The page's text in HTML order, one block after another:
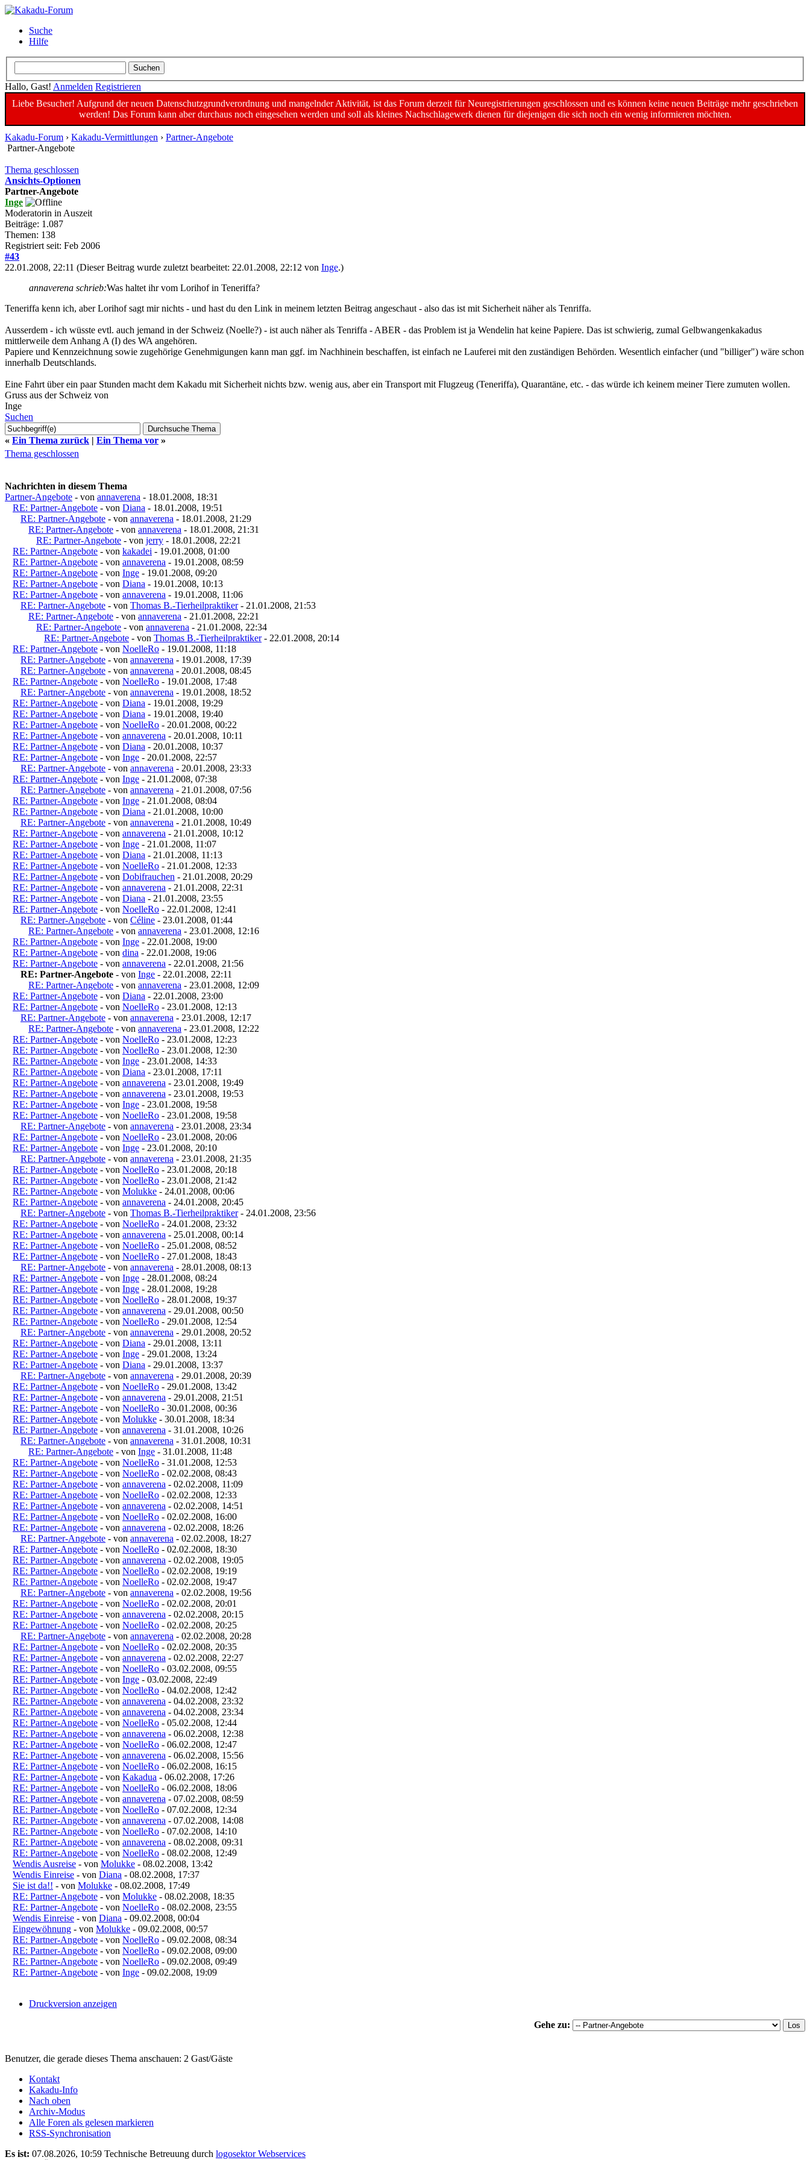
Suche
Hilfe
Hallo, Gast! Anmelden Registrieren
Liebe Besucher! Aufgrund der neuen Datenschutzgrundverordnung und mangelnder Aktivität, ist das Forum derzeit für Neuregistrierungen geschlossen und es können keine neuen Beiträge mehr geschrieben
werden! Das Forum kann aber durchaus noch eingesehen werden und soll als kleines Nachschlagewerk dienen für diejenigen die sich noch ein wenig informieren möchten.
Kakadu-Forum › Kakadu-Vermittlungen › Partner-Angebote
Partner-Angebote
Thema geschlossen
Ansichts-Optionen
Partner-Angebote
Inge
Moderatorin in Auszeit
Beiträge: 1.087
Themen: 138
Registriert seit: Feb 2006
#43
22.01.2008, 22:11 (Dieser Beitrag wurde zuletzt bearbeitet: 22.01.2008, 22:12 von Inge.)
annaverena schrieb:Was haltet ihr vom Lorihof in Teneriffa?
Teneriffa kenn ich, aber Lorihof sagt mir nichts - und hast du den Link in meinem letzten Beitrag angeschaut - also das ist mit Sicherheit näher als Tenriffa.
Ausserdem - ich wüsste evtl. auch jemand in der Schweiz (Noelle?) - ist auch näher als Tenriffa - ABER - das Problem ist ja Wendelin hat keine Papiere. Das ist schwierig, zumal Gelbwangenkakadus
mittlerweile dem Anhang A (I) des WA angehören.
Papiere und Kennzeichnung sowie zugehörige Genehmigungen kann man ggf. im Nachhinein beschaffen, ist einfach ne Lauferei mit den zuständigen Behörden. Wesentlich einfacher (und "billiger") wäre schon
innerhalb Deutschlands.
Eine Fahrt über ein paar Stunden macht dem Kakadu mit Sicherheit nichts bzw. wenig aus, aber ein Transport mit Flugzeug (Teneriffa), Quarantäne, etc. - das würde ich keinem meiner Tiere zumuten wollen.
Gruss aus der Schweiz von
Inge
Suchen
« Ein Thema zurück | Ein Thema vor »
Thema geschlossen
Nachrichten in diesem Thema
Partner-Angebote - von annaverena - 18.01.2008, 18:31
RE: Partner-Angebote - von Diana - 18.01.2008, 19:51
RE: Partner-Angebote - von annaverena - 18.01.2008, 21:29
RE: Partner-Angebote - von annaverena - 18.01.2008, 21:31
RE: Partner-Angebote - von jerry - 18.01.2008, 22:21
RE: Partner-Angebote - von kakadei - 19.01.2008, 01:00
RE: Partner-Angebote - von annaverena - 19.01.2008, 08:59
RE: Partner-Angebote - von Inge - 19.01.2008, 09:20
RE: Partner-Angebote - von Diana - 19.01.2008, 10:13
RE: Partner-Angebote - von annaverena - 19.01.2008, 11:06
RE: Partner-Angebote - von Thomas B.-Tierheilpraktiker- 21.01.2008, 21:53
RE: Partner-Angebote - von annaverena - 21.01.2008, 22:21
RE: Partner-Angebote - von annaverena - 21.01.2008, 22:34
RE: Partner-Angebote - von Thomas B.-Tierheilpraktiker- 22.01.2008, 20:14
RE: Partner-Angebote - von NoelleRo - 19.01.2008, 11:18
RE: Partner-Angebote - von annaverena - 19.01.2008, 17:39
RE: Partner-Angebote - von annaverena - 20.01.2008, 08:45
RE: Partner-Angebote - von NoelleRo - 19.01.2008, 17:48
RE: Partner-Angebote - von annaverena - 19.01.2008, 18:52
RE: Partner-Angebote - von Diana - 19.01.2008, 19:29
RE: Partner-Angebote - von Diana - 19.01.2008, 19:40
RE: Partner-Angebote - von NoelleRo - 20.01.2008, 00:22
RE: Partner-Angebote - von annaverena - 20.01.2008, 10:11
RE: Partner-Angebote - von Diana - 20.01.2008, 10:37
RE: Partner-Angebote - von Inge - 20.01.2008, 22:57
RE: Partner-Angebote - von annaverena - 20.01.2008, 23:33
RE: Partner-Angebote - von Inge - 21.01.2008, 07:38
RE: Partner-Angebote - von annaverena - 21.01.2008, 07:56
RE: Partner-Angebote - von Inge - 21.01.2008, 08:04
RE: Partner-Angebote - von Diana - 21.01.2008, 10:00
RE: Partner-Angebote - von annaverena - 21.01.2008, 10:49
RE: Partner-Angebote - von annaverena - 21.01.2008, 10:12
RE: Partner-Angebote - von Inge - 21.01.2008, 11:07
RE: Partner-Angebote - von Diana - 21.01.2008, 11:13
RE: Partner-Angebote - von NoelleRo - 21.01.2008, 12:33
RE: Partner-Angebote - von Dobifrauchen - 21.01.2008, 20:29
RE: Partner-Angebote - von annaverena - 21.01.2008, 22:31
RE: Partner-Angebote - von Diana - 21.01.2008, 23:55
RE: Partner-Angebote - von NoelleRo - 22.01.2008, 12:41
RE: Partner-Angebote - von Céline - 23.01.2008, 01:44
RE: Partner-Angebote - von annaverena - 23.01.2008, 12:16
RE: Partner-Angebote - von Inge - 22.01.2008, 19:00
RE: Partner-Angebote - von dina - 22.01.2008, 19:06
RE: Partner-Angebote - von annaverena - 22.01.2008, 21:56
RE: Partner-Angebote - von Inge - 22.01.2008, 22:11
RE: Partner-Angebote - von annaverena - 23.01.2008, 12:09
RE: Partner-Angebote - von Diana - 22.01.2008, 23:00
RE: Partner-Angebote - von NoelleRo - 23.01.2008, 12:13
RE: Partner-Angebote - von annaverena - 23.01.2008, 12:17
RE: Partner-Angebote - von annaverena - 23.01.2008, 12:22
RE: Partner-Angebote - von NoelleRo - 23.01.2008, 12:23
RE: Partner-Angebote - von NoelleRo - 23.01.2008, 12:30
RE: Partner-Angebote - von Inge - 23.01.2008, 14:33
RE: Partner-Angebote - von Diana - 23.01.2008, 17:11
RE: Partner-Angebote - von annaverena - 23.01.2008, 19:49
RE: Partner-Angebote - von annaverena - 23.01.2008, 19:53
RE: Partner-Angebote - von Inge - 23.01.2008, 19:58
RE: Partner-Angebote - von NoelleRo - 23.01.2008, 19:58
RE: Partner-Angebote - von annaverena - 23.01.2008, 23:34
RE: Partner-Angebote - von NoelleRo - 23.01.2008, 20:06
RE: Partner-Angebote - von Inge - 23.01.2008, 20:10
RE: Partner-Angebote - von annaverena - 23.01.2008, 21:35
RE: Partner-Angebote - von NoelleRo - 23.01.2008, 20:18
RE: Partner-Angebote - von NoelleRo - 23.01.2008, 21:42
RE: Partner-Angebote - von Molukke - 24.01.2008, 00:06
RE: Partner-Angebote - von annaverena - 24.01.2008, 20:45
RE: Partner-Angebote - von Thomas B.-Tierheilpraktiker- 24.01.2008, 23:56
RE: Partner-Angebote - von NoelleRo - 24.01.2008, 23:32
RE: Partner-Angebote - von annaverena - 25.01.2008, 00:14
RE: Partner-Angebote - von NoelleRo - 25.01.2008, 08:52
RE: Partner-Angebote - von NoelleRo - 27.01.2008, 18:43
RE: Partner-Angebote - von annaverena - 28.01.2008, 08:13
RE: Partner-Angebote - von Inge - 28.01.2008, 08:24
RE: Partner-Angebote - von Inge - 28.01.2008, 19:28
RE: Partner-Angebote - von NoelleRo - 28.01.2008, 19:37
RE: Partner-Angebote - von annaverena - 29.01.2008, 00:50
RE: Partner-Angebote - von NoelleRo - 29.01.2008, 12:54
RE: Partner-Angebote - von annaverena - 29.01.2008, 20:52
RE: Partner-Angebote - von Diana - 29.01.2008, 13:11
RE: Partner-Angebote - von Inge - 29.01.2008, 13:24
RE: Partner-Angebote - von Diana - 29.01.2008, 13:37
RE: Partner-Angebote - von annaverena - 29.01.2008, 20:39
RE: Partner-Angebote - von NoelleRo - 29.01.2008, 13:42
RE: Partner-Angebote - von annaverena - 29.01.2008, 21:51
RE: Partner-Angebote - von NoelleRo - 30.01.2008, 00:36
RE: Partner-Angebote - von Molukke - 30.01.2008, 18:34
RE: Partner-Angebote - von annaverena - 31.01.2008, 10:26
RE: Partner-Angebote - von annaverena - 31.01.2008, 10:31
RE: Partner-Angebote - von Inge - 31.01.2008, 11:48
RE: Partner-Angebote - von NoelleRo - 31.01.2008, 12:53
RE: Partner-Angebote - von NoelleRo - 02.02.2008, 08:43
RE: Partner-Angebote - von annaverena - 02.02.2008, 11:09
RE: Partner-Angebote - von NoelleRo - 02.02.2008, 12:33
RE: Partner-Angebote - von annaverena - 02.02.2008, 14:51
RE: Partner-Angebote - von NoelleRo - 02.02.2008, 16:00
RE: Partner-Angebote - von annaverena - 02.02.2008, 18:26
RE: Partner-Angebote - von annaverena - 02.02.2008, 18:27
RE: Partner-Angebote - von NoelleRo - 02.02.2008, 18:30
RE: Partner-Angebote - von annaverena - 02.02.2008, 19:05
RE: Partner-Angebote - von NoelleRo - 02.02.2008, 19:19
RE: Partner-Angebote - von NoelleRo - 02.02.2008, 19:47
RE: Partner-Angebote - von annaverena - 02.02.2008, 19:56
RE: Partner-Angebote - von NoelleRo - 02.02.2008, 20:01
RE: Partner-Angebote - von annaverena - 02.02.2008, 20:15
RE: Partner-Angebote - von NoelleRo - 02.02.2008, 20:25
RE: Partner-Angebote - von annaverena - 02.02.2008, 20:28
RE: Partner-Angebote - von NoelleRo - 02.02.2008, 20:35
RE: Partner-Angebote - von annaverena - 02.02.2008, 22:27
RE: Partner-Angebote - von NoelleRo - 03.02.2008, 09:55
RE: Partner-Angebote - von Inge - 03.02.2008, 22:49
RE: Partner-Angebote - von NoelleRo - 04.02.2008, 12:42
RE: Partner-Angebote - von annaverena - 04.02.2008, 23:32
RE: Partner-Angebote - von annaverena - 04.02.2008, 23:34
RE: Partner-Angebote - von NoelleRo - 05.02.2008, 12:44
RE: Partner-Angebote - von annaverena - 06.02.2008, 12:38
RE: Partner-Angebote - von NoelleRo - 06.02.2008, 12:47
RE: Partner-Angebote - von annaverena - 06.02.2008, 15:56
RE: Partner-Angebote - von NoelleRo - 06.02.2008, 16:15
RE: Partner-Angebote - von Kakadua - 06.02.2008, 17:26
RE: Partner-Angebote - von NoelleRo - 06.02.2008, 18:06
RE: Partner-Angebote - von annaverena - 07.02.2008, 08:59
RE: Partner-Angebote - von NoelleRo - 07.02.2008, 12:34
RE: Partner-Angebote - von annaverena - 07.02.2008, 14:08
RE: Partner-Angebote - von NoelleRo - 07.02.2008, 14:10
RE: Partner-Angebote - von annaverena - 08.02.2008, 09:31
RE: Partner-Angebote - von NoelleRo - 08.02.2008, 12:49
Wendis Ausreise - von Molukke - 08.02.2008, 13:42
Wendis Einreise - von Diana - 08.02.2008, 17:37
Sie ist da!! - von Molukke - 08.02.2008, 17:49
RE: Partner-Angebote - von Molukke - 08.02.2008, 18:35
RE: Partner-Angebote - von NoelleRo - 08.02.2008, 23:55
Wendis Einreise - von Diana - 09.02.2008, 00:04
Eingewöhnung - von Molukke - 09.02.2008, 00:57
RE: Partner-Angebote - von NoelleRo - 09.02.2008, 08:34
RE: Partner-Angebote - von NoelleRo - 09.02.2008, 09:00
RE: Partner-Angebote - von NoelleRo - 09.02.2008, 09:49
RE: Partner-Angebote - von Inge - 09.02.2008, 19:09
Druckversion anzeigen
Gehe zu:
Benutzer, die gerade dieses Thema anschauen: 2 Gast/Gäste
Kontakt
Kakadu-Info
Nach oben
Archiv-Modus
Alle Foren als gelesen markieren
RSS-Synchronisation
Es ist: 07.08.2026, 10:59 Technische Betreuung durch logosektor Webservices